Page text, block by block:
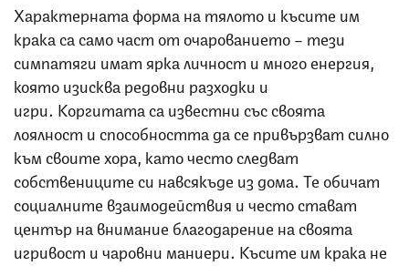
Характерната форма на тялото и късите им
крака са само част от очарованието – тези
симпатяги имат ярка личност и много енергия,
която изисква редовни разходки и
игри. Коргитата са известни със своята
лоялност и способността да се привързват силно
към своите хора, като често следват
собствениците си навсякъде из дома. Те обичат
социалните взаимодействия и често стават
център на внимание благодарение на своята
игривост и чаровни маниери. Късите им крака не